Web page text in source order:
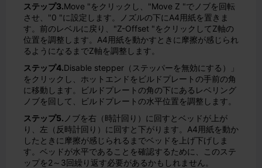
ステップ3.Move "をクリックし、"Move Z "でノブを回転
させ、"0 "に設定します。ノズルの下にA4用紙を置きま
す。前のレベルに戻り、"Z-Offset "をクリックしてZ軸の
位置を調整します。A4用紙を動かすときに摩擦が感じられ
るようになるまでZ軸を調整します。
ステップ4.Disable stepper（ステッパーを無効にする）」
をクリックし、ホットエンドをビルドプレートの手前の角
に移動します。ビルドプレートの角の下にあるレベリング
ノブを回して、ビルドプレートの水平位置を調整します。
ステップ5. ノブを右（時計回り）に回すとベッドが上が
り、左（反時計回り）に回すと下がります。A4用紙を動か
したときに摩擦が感じられるまでベッドを上げ下げしま
す。ベッドが水平であることを確認するために、このステ
ップを2～3回繰り返す必要があるかもしれません。